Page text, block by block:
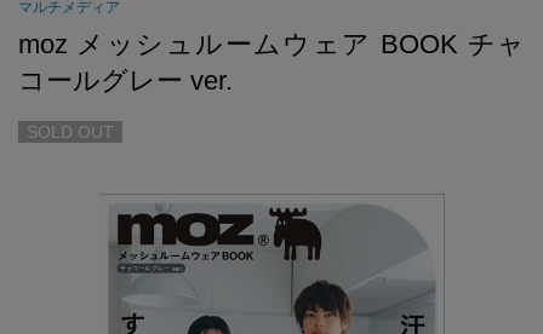
マルチメディア
moz メッシュルームウェア BOOK チャ
コールグレー ver.
SOLD OUT